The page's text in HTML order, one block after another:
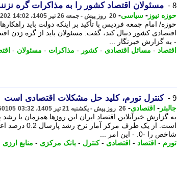
8 - مسئولان اقتصاد کشور را به مذاکرات گره
حوزه نیوز - سیاسی- 20 روز پیش - جمعه 26 تیر 1405، 14:02
حوزه/ امام جمعه فردیس با تأکید بر اینکه دولت باید
اقتصادی کشور دنبال کند، گفت: مسئولان باید از گره زدن
- به گزارش خبرنگار ...
اقتصاد - مسائل اقتصادی -کشور - مذاکرات - مسئولان -
9 - کنترل تورم، کلید حل مشکلات اقتصادی است
جالبتر - اقتصادی- 26 روز پیش - یکشنبه 21 تیر 1405، 03:32
به گزارش خبرآنلاین اقتصاد ایران این روزها همزمان با رشد
است. از یک طرف
شاخص را -0. - این امر ...
تورم - اقتصاد - اقتصادی -کنترل - بانک مرکزی - منابع ارزی